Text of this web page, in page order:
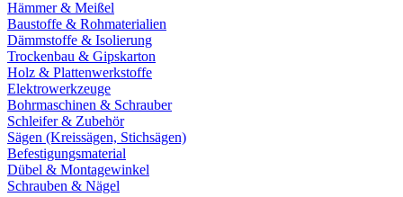
Hämmer & Meißel
Baustoffe & Rohmaterialien
Dämmstoffe & Isolierung
Trockenbau & Gipskarton
Holz & Plattenwerkstoffe
Elektrowerkzeuge
Bohrmaschinen & Schrauber
Schleifer & Zubehör
Sägen (Kreissägen, Stichsägen)
Befestigungsmaterial
Dübel & Montagewinkel
Schrauben & Nägel